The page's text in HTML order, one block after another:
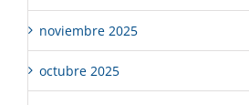
noviembre 2025
octubre 2025